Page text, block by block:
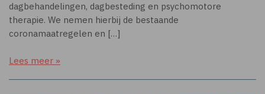
dagbehandelingen, dagbesteding en psychomotore
therapie. We nemen hierbij de bestaande
coronamaatregelen en […]
Lees meer »